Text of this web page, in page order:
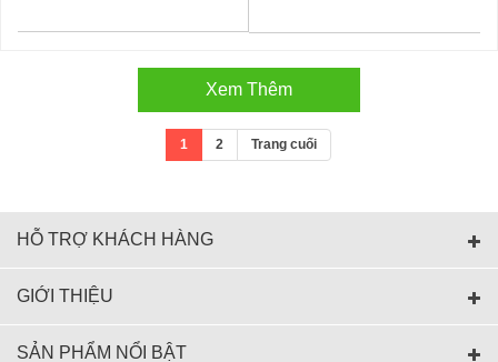
Xem Thêm
1 2 Trang cuối
HỖ TRỢ KHÁCH HÀNG
GIỚI THIỆU
SẢN PHẨM NỔI BẬT